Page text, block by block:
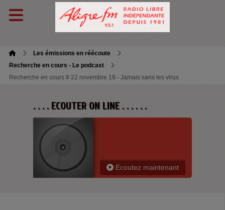
Les émissions en réécoute
Recherche en cours - Le podcast
Recherche en cours # 22 novembre 19 - Jamais sans les virus
. . . . ECOUTER ON LINE . . . . . .
Ecoutez maintenant